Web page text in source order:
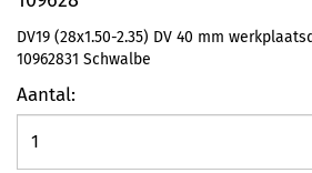
DV19 (28x1.50-2.35) DV 40 mm
10962831 Schwalbe
Aantal: